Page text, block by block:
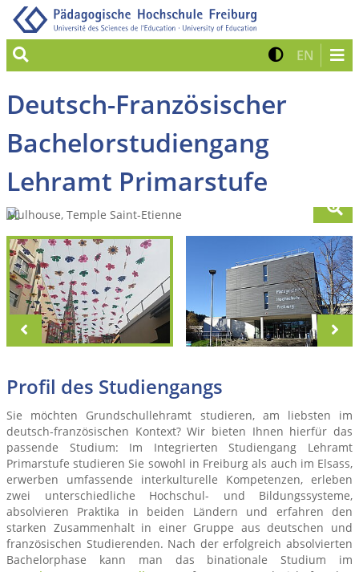
Suche Kontrast
EN Zur
Deutsch-Französischer
Bachelorstudiengang
Lehramt Primarstufe
zurück
Profil des Studiengangs
Sie möchten Grundschullehramt studieren, am liebsten im
deutsch-französischen Kontext? Wir bieten Ihnen hierfür das
passende Studium: Im Integrierten Studiengang Lehramt
Primarstufe studieren Sie sowohl in Freiburg als auch im Elsass,
erwerben umfassende interkulturelle Kompetenzen, erleben
zwei unterschiedliche Hochschul- und Bildungssysteme,
absolvieren Praktika in beiden Ländern und erfahren den
starken Zusammenhalt in einer Gruppe aus deutschen und
französischen Studierenden. Nach der erfolgreich absolvierten
Bachelorphase kann man das binationale Studium im